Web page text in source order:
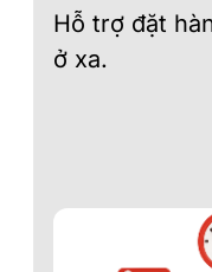
Hỗ trợ đặt
ở xa.